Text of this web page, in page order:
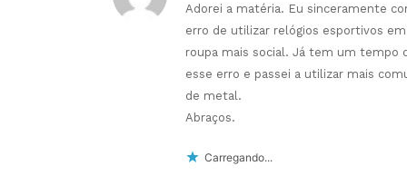
Adorei a matéria. Eu sinceramente
erro de utilizar relógios esportivos
roupa mais social. Já tem um tempo
esse erro e passei a utilizar mais
de metal.
Abraços.
Carregando...